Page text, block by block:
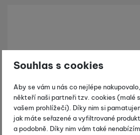
Souhlas s cookies
Aby se vám u nás co nejlépe
někteří naši partneři tzv. cookies (malé
vašem prohlížeči). Díky nim si
jak máte seřazené a vyfiltrované
a podobně. Díky nim vám také